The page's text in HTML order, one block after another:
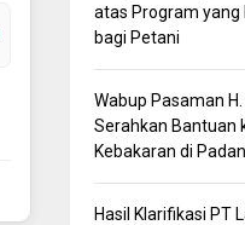
atas Program
bagi Petani
Wabup Pasaman
Serahkan Bantuan
Kebakaran di
Hasil Klarifikasi PT